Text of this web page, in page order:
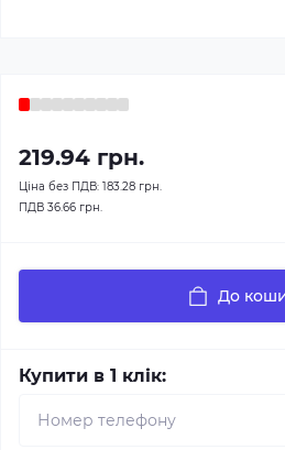
219.94 грн.
Ціна без ПДВ: 183.28 грн.
ПДВ 36.66 грн.
До
Купити в 1 клік: